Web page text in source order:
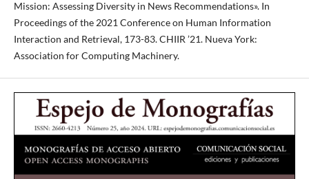
Mission: Assessing Diversity in News Recommendations». In
Proceedings of the 2021 Conference on Human Information
Interaction and Retrieval, 173-83. CHIIR ’21. Nueva York:
Association for Computing Machinery.